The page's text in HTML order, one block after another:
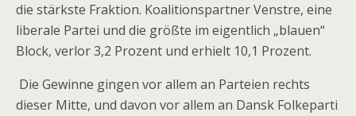
die stärkste Fraktion. Koalitionspartner Venstre, eine
liberale Partei und die größte im eigentlich „blauen“
Block, verlor 3,2 Prozent und erhielt 10,1 Prozent.
Die Gewinne gingen vor allem an Parteien rechts
dieser Mitte, und davon vor allem an Dansk Folkeparti